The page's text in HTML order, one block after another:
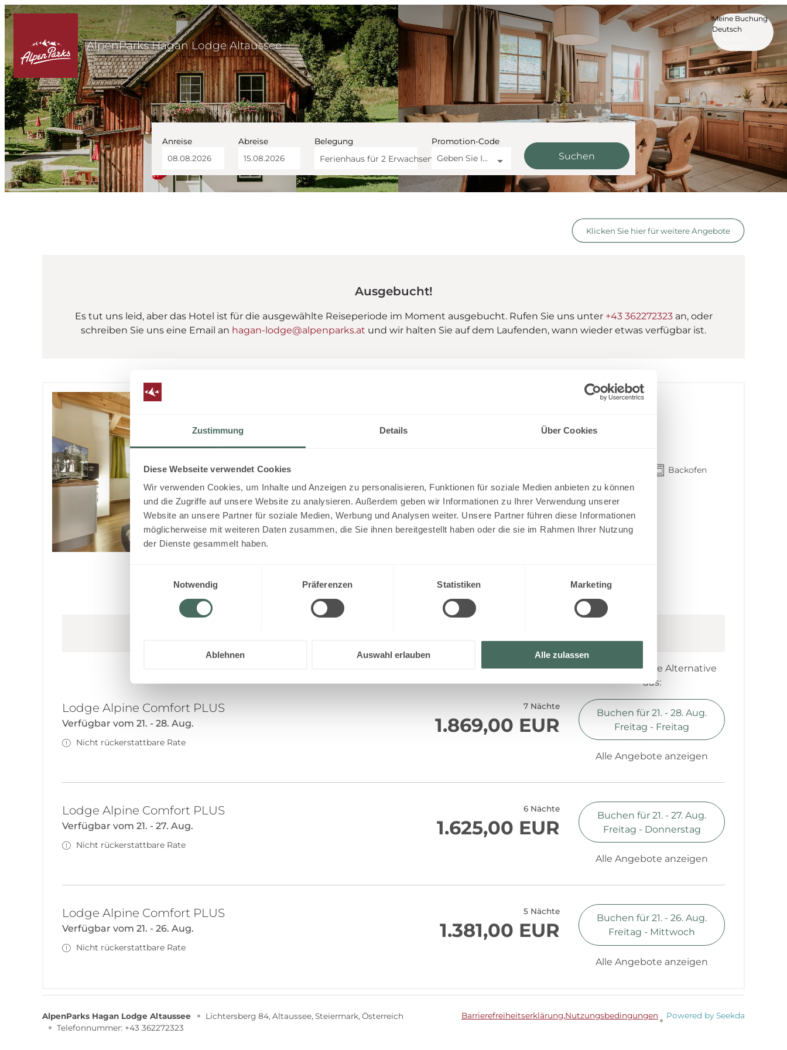
Zustimmung Details Über Cookies
Diese Webseite verwendet Cookies
Wir verwenden Cookies, um Inhalte und Anzeigen zu personalisieren, Funktionen für soziale Medien anbieten zu können
und die Zugriffe auf unsere Website zu analysieren. Außerdem geben wir Informationen zu Ihrer Verwendung unserer
Website an unsere Partner für soziale Medien, Werbung und Analysen weiter. Unsere Partner führen diese Informationen
möglicherweise mit weiteren Daten zusammen, die Sie ihnen bereitgestellt haben oder die sie im Rahmen Ihrer Nutzung
der Dienste gesammelt haben.
Notwendig
Präferenzen Statistiken Marketing
Ablehnen Auswahl erlauben Alle zulassen
AlpenParks Hagan Lodge Altaussee
Anreise Abreise Belegung
Ferienhaus für 2 Erwachsene
Promotion-Code
Geben Sie Ihren Code ein Suchen
Meine Buchung
Deutsch
English
AlpenParks Hagan Lodge Altaussee - Unsere verfügbaren Angebote
Klicken Sie hier für weitere Angebote
Ausgebucht!
Es tut uns leid, aber das Hotel ist für die ausgewählte Reiseperiode im Moment ausgebucht. Rufen Sie uns unter +43 362272323an, oder
schreiben Sie uns eine Email an hagan-lodge@alpenparks.at und wir halten Sie auf dem Laufenden, wann wieder etwas verfügbar ist.
Max.: 6 Personen
Backofen
Balkon/Terrasse
Alle Ausstattungsmerkmale anzeigen
Lodge für 4 Personen + 2 Zusatzbetten möglich
82 m² auf zwei Etagen
1 Dusche und WC in einem Schlafzimmer
Großzügiger Wohnraum mit gemütlicher Sitzecke und integrierter schöner Küche
inklusive Backofen
Alle AlpenParks Hagan Lodges sind Nichtraucher Lodges.
Wählen Sie eine Alternative
aus:
Lodge Alpine Comfort PLUS
Verfügbar vom 21. - 28. Aug.
Nicht rückerstattbare Rate
7 Nächte
1.869,00 EUR
Buchen für 21. - 28. Aug.
Freitag - Freitag
Alle Angebote anzeigen
Lodge Alpine Comfort PLUS
Verfügbar vom 21. - 27. Aug.
Nicht rückerstattbare Rate
6 Nächte
1.625,00 EUR
Buchen für 21. - 27. Aug.
Freitag - Donnerstag
Alle Angebote anzeigen
Lodge Alpine Comfort PLUS
Verfügbar vom 21. - 26. Aug.
Nicht rückerstattbare Rate
5 Nächte
1.381,00 EUR
Buchen für 21. - 26. Aug.
Freitag - Mittwoch
Alle Angebote anzeigen
AlpenParks Hagan Lodge Altaussee Lichtersberg 84 Altaussee Steiermark Österreich
Telefonnummer: +43 362272323
Barrierefreiheitserklärung Nutzungsbedingungen Powered by Seekda